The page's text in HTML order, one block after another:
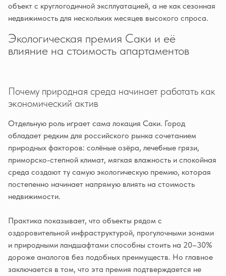
объект с круглогодичной эксплуатацией, а не как сезонная
недвижимость для нескольких месяцев высокого спроса.
Экологическая премия Саки и её
влияние на стоимость апартаментов
Почему природная среда начинает работать как
экономический актив
Отдельную роль играет сама локация Саки. Город
обладает редким для российского рынка сочетанием
природных факторов: солёные озёра, лечебные грязи,
приморско-степной климат, мягкая влажность и спокойная
среда создают ту самую экологическую премию, которая
постепенно начинает напрямую влиять на стоимость
недвижимости.
Практика показывает, что объекты рядом с
оздоровительной инфраструктурой, прогулочными зонами
и природными ландшафтами способны стоить на 20–30%
дороже аналогов без подобных преимуществ. Но главное
заключается в том, что эта премия подтверждается не